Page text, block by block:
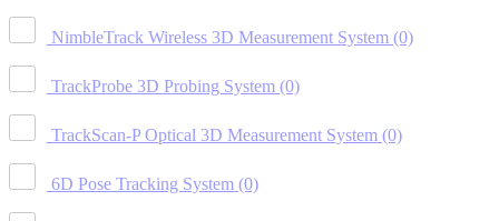
NimbleTrack Wireless 3D Measurement System (0)
TrackProbe 3D Probing System (0)
TrackScan-P Optical 3D Measurement System (0)
6D Pose Tracking System (0)